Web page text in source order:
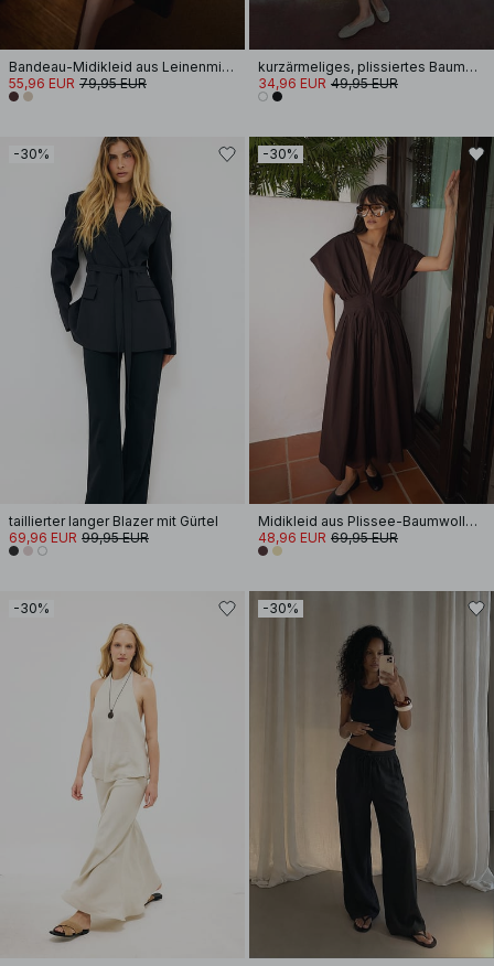
Bandeau-Midikleid aus Leinenmischung
55,96 EUR 79,95 EUR
kurzärmeliges, plissiertes Baumwoll-Minikleid
34,96 EUR 49,95 EUR
-30%
taillierter langer Blazer mit Gürtel
69,96 EUR 99,95 EUR
-30%
Midikleid aus Plissee-Baumwolle mit kurzen Ärmeln
48,96 EUR 69,95 EUR
-30% -30%